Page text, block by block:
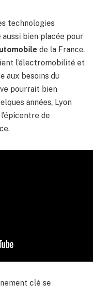
technologies
aussi bien placée pour
de la France.
l’électromobilité et
aux besoins du
pourrait bien
années, Lyon
de
clé se